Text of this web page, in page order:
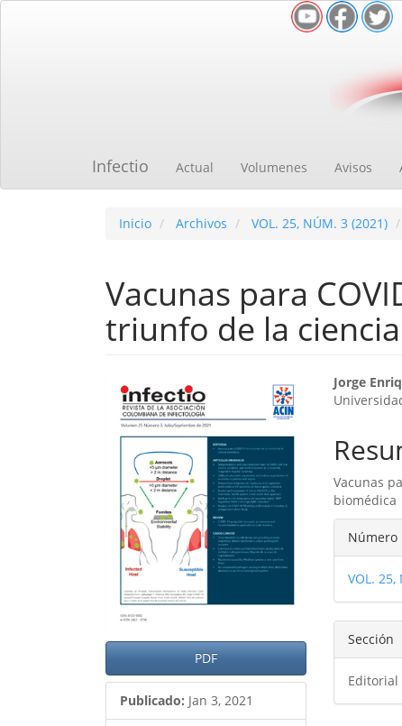
Infectio Actual Volumenes Avisos
Inicio Archivos VOL. 25, NÚM. 3 (2021)
Vacunas para
triunfo de la
Barra
lateral
del
artículo
PDF
Publicado: Jan 3, 2021
del
Jorge
Vacunas
biomédica
del
Número
VOL. 25,
Sección
Editorial